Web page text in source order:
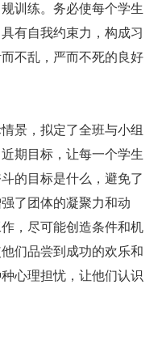
训练。务必使每个学生
有自我约束力，构成习
不乱，严而不死的良好
景，拟定了全班与小组
期目标，让每一个学生
的目标是什么，避免了
了团体的凝聚力和动
，尽可能创造条件和机
们品尝到成功的欢乐和
心理担忧，让他们认识